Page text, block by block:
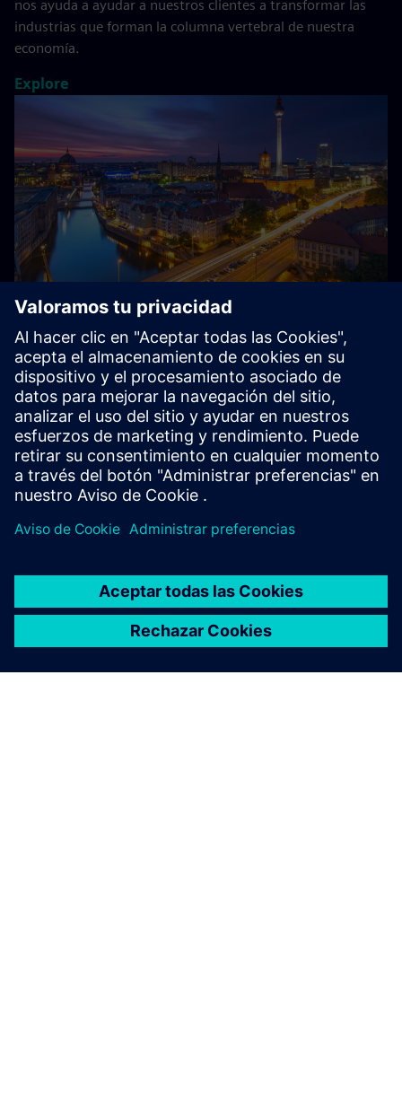
nos ayuda a ayudar a nuestros clientes a transformar las
industrias que forman la columna vertebral de nuestra
economía.
Explore
Acerca de Siemens en Alemania
Siemens: de Alemania, para Alemania y el mundo: con unos
85 000 empleados y varios miles de aprendices, Siemens es
una de las mayores empresas privadas de empleo y
formación de Alemania.
Explore